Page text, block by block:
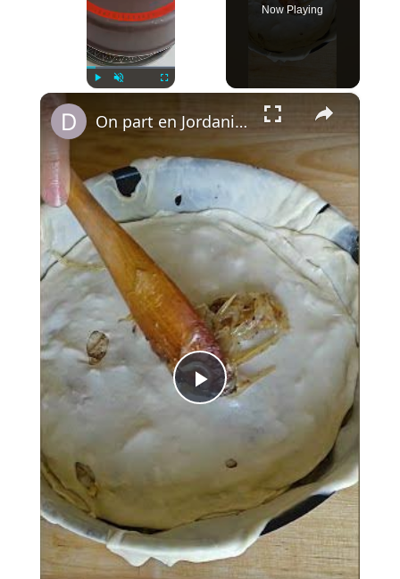
Now Playing
×
Play
Video
On part en Jordanie avec El Makmoura, un grand plat de fête en couches de pâte maison